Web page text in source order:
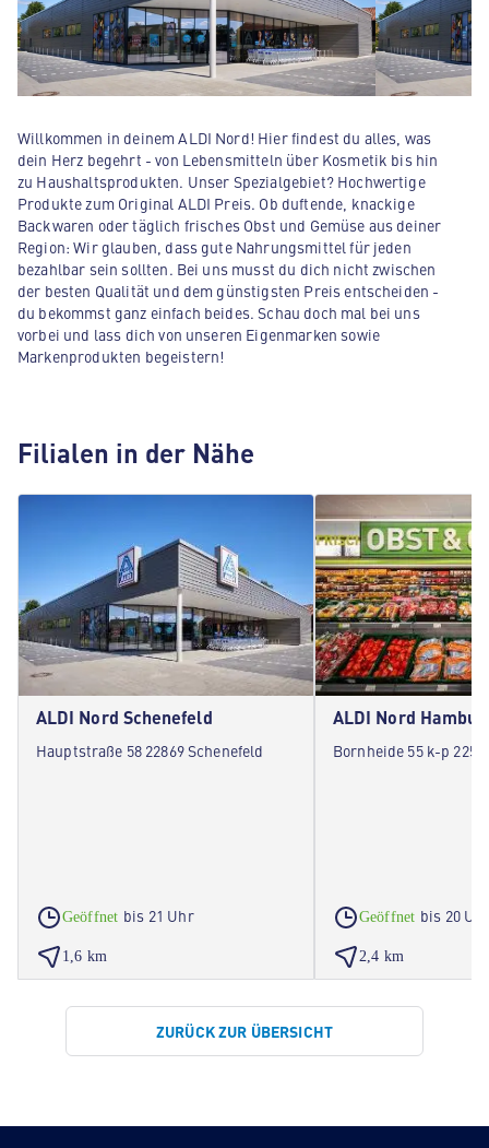
Willkommen in deinem ALDI Nord! Hier findest du alles, was
dein Herz begehrt - von Lebensmitteln über Kosmetik bis hin
zu Haushaltsprodukten. Unser Spezialgebiet? Hochwertige
Produkte zum Original ALDI Preis. Ob duftende, knackige
Backwaren oder täglich frisches Obst und Gemüse aus deiner
Region: Wir glauben, dass gute Nahrungsmittel für jeden
bezahlbar sein sollten. Bei uns musst du dich nicht zwischen
der besten Qualität und dem günstigsten Preis entscheiden -
du bekommst ganz einfach beides. Schau doch mal bei uns
vorbei und lass dich von unseren Eigenmarken sowie
Markenprodukten begeistern!
Filialen in der Nähe
ALDI Nord Schenefeld
Hauptstraße 58 22869 Schenefeld
Geöffnet bis 21 Uhr
1,6 km
ALDI Nord
Bornheide 55 k-p
Geöffnet bis 20
2,4 km
ZURÜCK ZUR ÜBERSICHT